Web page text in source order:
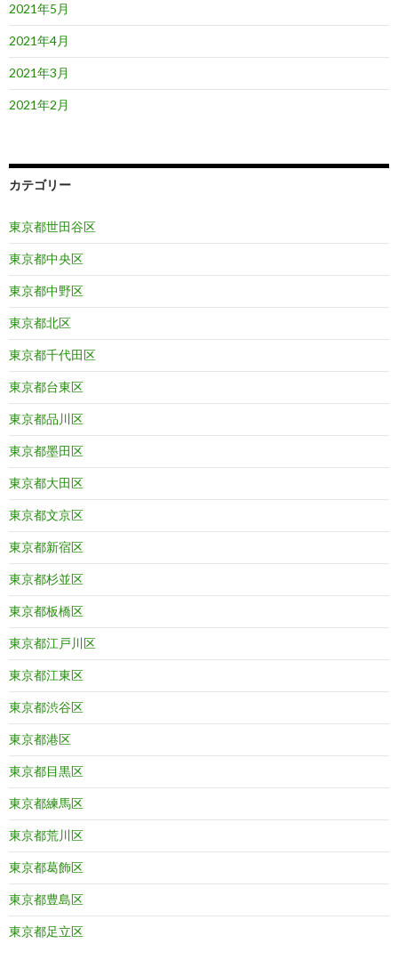
2021年5月
2021年4月
2021年3月
2021年2月
カテゴリー
東京都世田谷区
東京都中央区
東京都中野区
東京都北区
東京都千代田区
東京都台東区
東京都品川区
東京都墨田区
東京都大田区
東京都文京区
東京都新宿区
東京都杉並区
東京都板橋区
東京都江戸川区
東京都江東区
東京都渋谷区
東京都港区
東京都目黒区
東京都練馬区
東京都荒川区
東京都葛飾区
東京都豊島区
東京都足立区